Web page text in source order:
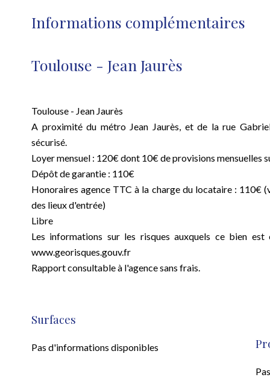
Informations complémentaires
Toulouse - Jean Jaurès
Toulouse - Jean Jaurès
A proximité du métro Jean Jaurès, et de la rue
sécurisé.
Loyer mensuel : 120€ dont 10€ de provisions mensuelles
Dépôt de garantie : 110€
Honoraires agence TTC à la charge du locataire :
des lieux d'entrée)
Libre
Les informations sur les risques auxquels ce bien
www.georisques.gouv.fr
Rapport consultable à l'agence sans frais.
Surfaces
Pas d'informations disponibles